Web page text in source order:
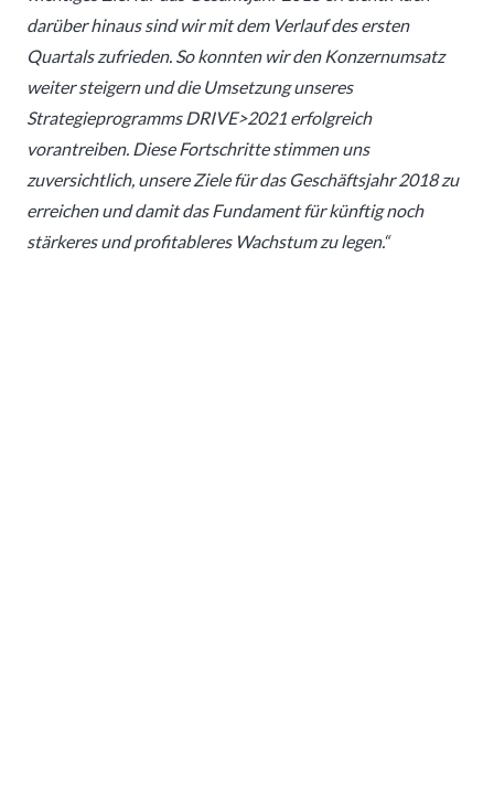
darüber hinaus sind wir mit dem Verlauf des ersten
Quartals zufrieden. So konnten wir den Konzernumsatz
weiter steigern und die Umsetzung unseres
Strategieprogramms DRIVE>2021 erfolgreich
vorantreiben. Diese Fortschritte stimmen uns
zuversichtlich, unsere Ziele für das Geschäftsjahr 2018 zu
erreichen und damit das Fundament für künftig noch
stärkeres und profitableres Wachstum zu legen.“